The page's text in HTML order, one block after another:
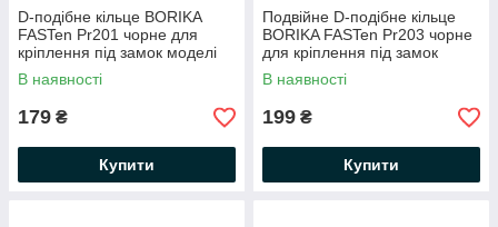
D-подібне кільце BORIKA
FASTen Pr201 чорне для
кріплення під замок моделі
Fs219 (01.20.001.01.01)
В наявності
179 ₴
Купити
Подвійне D-подібне кільце
BORIKA FASTen Pr203 чорне
для кріплення під замок
моделі Fs219
(01.20.003.01.01)
В наявності
199 ₴
Купити